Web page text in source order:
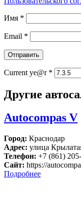
Имя *
Email *
Current ye@r *
Другие
Autocompas V
Город: Краснодар
Адрес: улица
Телефон: +7 (861)
Сайт: https://
Подробнее